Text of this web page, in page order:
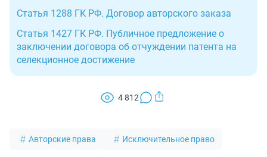
Статья 1288 ГК РФ. Договор авторского заказа
Статья 1427 ГК РФ. Публичное предложение о
заключении договора об отчуждении патента на
селекционное достижение
4 812
Авторские права Исключительное право